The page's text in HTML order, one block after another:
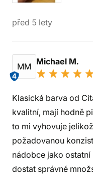
před 5 lety
MM
4
Michael M.
Klasická barva od
kvalitní, mají hodně
to mi vyhovuje
požadovanou
nádobce jako
dostat správné